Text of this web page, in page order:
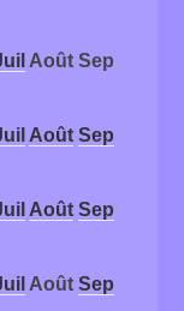
Août Sep
Août Sep
Août Sep
Août Sep